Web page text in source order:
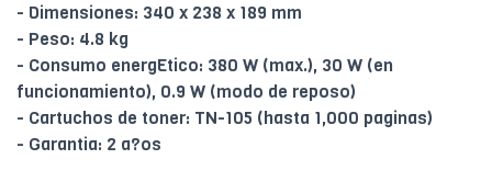
- Dimensiones: 340 x 238 x 189 mm
- Peso: 4.8 kg
- Consumo energEtico: 380 W (max.), 30 W (en
funcionamiento), 0.9 W (modo de reposo)
- Cartuchos de toner: TN-105 (hasta 1,000 paginas)
- Garantia: 2 a?os